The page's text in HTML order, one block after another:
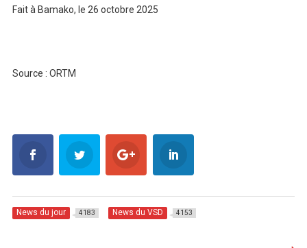
Fait à Bamako, le 26 octobre 2025
Source : ORTM
News du jour 4183 News du VSD 4153